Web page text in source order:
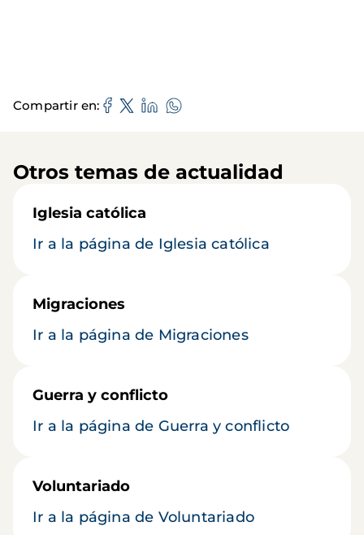
Compartir en
Otros temas de actualidad
Iglesia católica
Ir a la página de Iglesia católica
Migraciones
Ir a la página de Migraciones
Guerra y conflicto
Ir a la página de Guerra y conflicto
Voluntariado
Ir a la página de Voluntariado